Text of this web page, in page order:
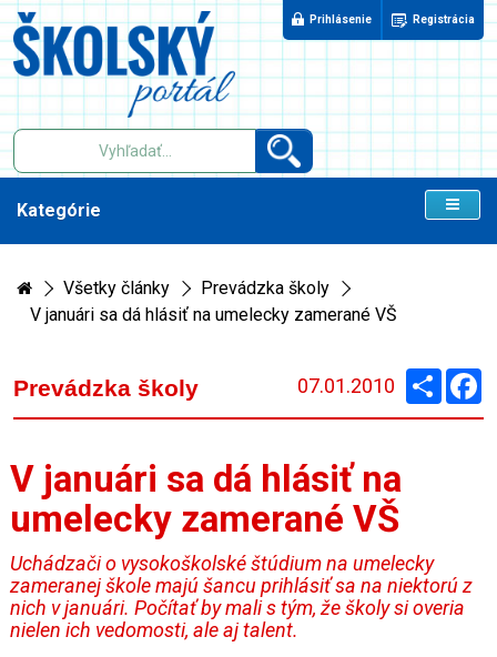
Prihlásenie Registrácia
Kategórie
Všetky články
Prevádzka školy
V januári sa dá hlásiť na umelecky zamerané VŠ
Prevádzka školy 07.01.2010 Zdieľaj
V januári sa dá hlásiť na
umelecky zamerané VŠ
Uchádzači o vysokoškolské štúdium na umelecky
zameranej škole majú šancu prihlásiť sa na niektorú z
nich v januári. Počítať by mali s tým, že školy si overia
nielen ich vedomosti, ale aj talent.